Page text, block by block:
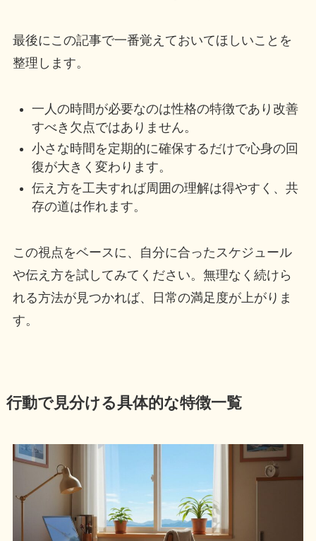
最後にこの記事で一番覚えておいてほしいことを
整理します。
一人の時間が必要なのは性格の特徴であり改善
すべき欠点ではありません。
小さな時間を定期的に確保するだけで心身の回
復が大きく変わります。
伝え方を工夫すれば周囲の理解は得やすく、共
存の道は作れます。
この視点をベースに、自分に合ったスケジュール
や伝え方を試してみてください。無理なく続けら
れる方法が見つかれば、日常の満足度が上がりま
す。
行動で見分ける具体的な特徴一覧